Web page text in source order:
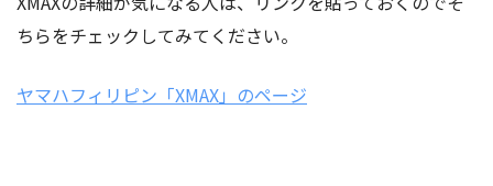
ちらをチェックしてみてください。
ヤマハフィリピン「XMAX」のページ